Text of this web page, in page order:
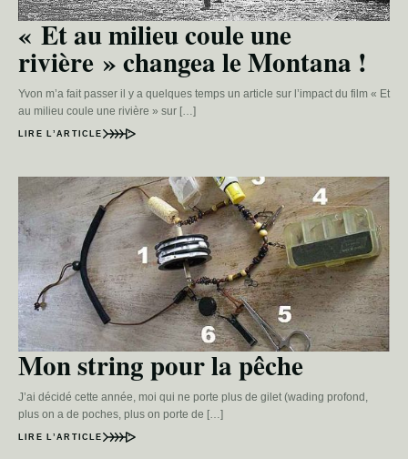
« Et au milieu coule une
rivière » changea le Montana !
Yvon m’a fait passer il y a quelques temps un article sur l’impact du film « Et
au milieu coule une rivière » sur […]
LIRE L’ARTICLE
Mon string pour la pêche
J’ai décidé cette année, moi qui ne porte plus de gilet (wading profond,
plus on a de poches, plus on porte de […]
LIRE L’ARTICLE